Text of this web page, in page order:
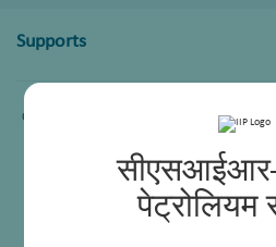
पेट्रोलियम
Supports
Content not available.